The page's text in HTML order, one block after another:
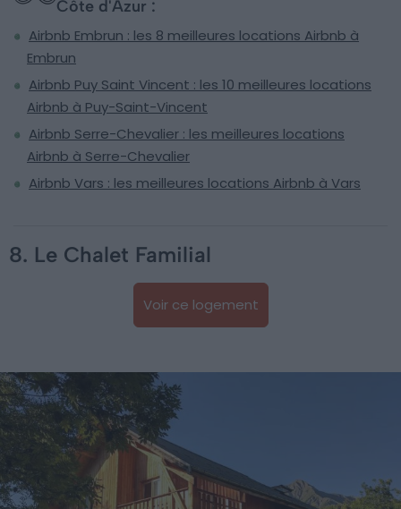
Côte d'Azur :
Airbnb Embrun : les 8 meilleures locations Airbnb à
Embrun
Airbnb Puy Saint Vincent : les 10 meilleures locations
Airbnb à Puy-Saint-Vincent
Airbnb Serre-Chevalier : les meilleures locations
Airbnb à Serre-Chevalier
Airbnb Vars : les meilleures locations Airbnb à Vars
8. Le Chalet Familial
Voir ce logement